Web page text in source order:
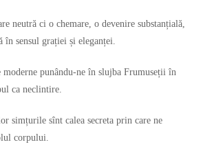
neutră ci o chemare, o devenire substanțială,
în sensul grației și eleganței.
punându-ne în slujba Frumuseții în
ca neclintire.
simțurile sînt calea secreta prin care ne
corpului.